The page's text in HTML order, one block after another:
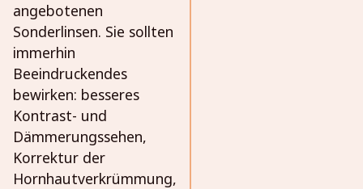
angebotenen
Sonderlinsen. Sie sollten
immerhin
Beeindruckendes
bewirken: besseres
Kontrast- und
Dämmerungssehen,
Korrektur der
Hornhautverkrümmung,